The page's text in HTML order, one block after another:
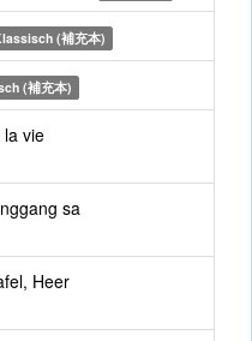
(補充本)
(補充本)
vie
sa
Heer